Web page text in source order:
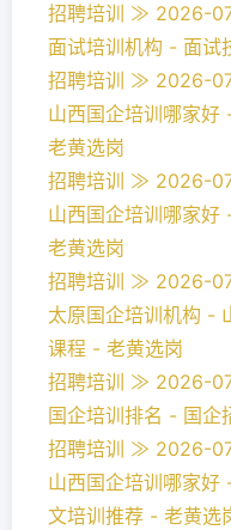
招聘培训 ≫ 2026-
面试培训机构 - 面试
招聘培训 ≫ 2026-
山西国企培训哪家
老黄选岗
招聘培训 ≫ 2026-
山西国企培训哪家
老黄选岗
招聘培训 ≫ 2026-
太原国企培训机构 -
课程 - 老黄选岗
招聘培训 ≫ 2026-
国企培训排名 - 国企
招聘培训 ≫ 2026-
山西国企培训哪家好
文培训推荐 - 老黄选